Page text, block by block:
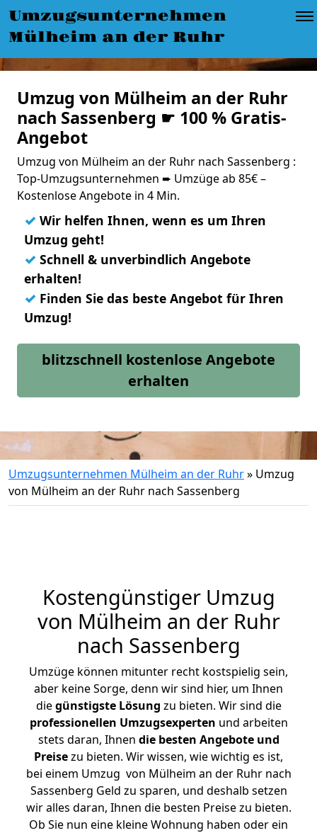
Umzugsunternehmen
Mülheim an der Ruhr
Umzug von Mülheim an der Ruhr
nach Sassenberg ☛ 100 % Gratis-
Angebot
Umzug von Mülheim an der Ruhr nach Sassenberg :
Top-Umzugsunternehmen ➨ Umzüge ab 85€ –
Kostenlose Angebote in 4 Min.
✓ Wir helfen Ihnen, wenn es um Ihren
Umzug geht!
✓ Schnell & unverbindlich Angebote
erhalten!
✓ Finden Sie das beste Angebot für Ihren
Umzug!
blitzschnell kostenlose Angebote
erhalten
Umzugsunternehmen Mülheim an der Ruhr» Umzug
von Mülheim an der Ruhr nach Sassenberg
Kostengünstiger Umzug
von Mülheim an der Ruhr
nach Sassenberg
Umzüge können mitunter recht kostspielig sein,
aber keine Sorge, denn wir sind hier, um Ihnen
diegünstigste Lösung zu bieten. Wir sind die
professionellen Umzugsexperten und arbeiten
stets daran, Ihnen die besten Angebote und
Preisezu bieten. Wir wissen, wie wichtig es ist,
bei einem Umzug von Mülheim an der Ruhr nach
Sassenberg Geld zu sparen, und deshalb setzen
wir alles daran, Ihnen die besten Preise zu bieten.
Ob Sie nun eine kleine Wohnung haben oder ein